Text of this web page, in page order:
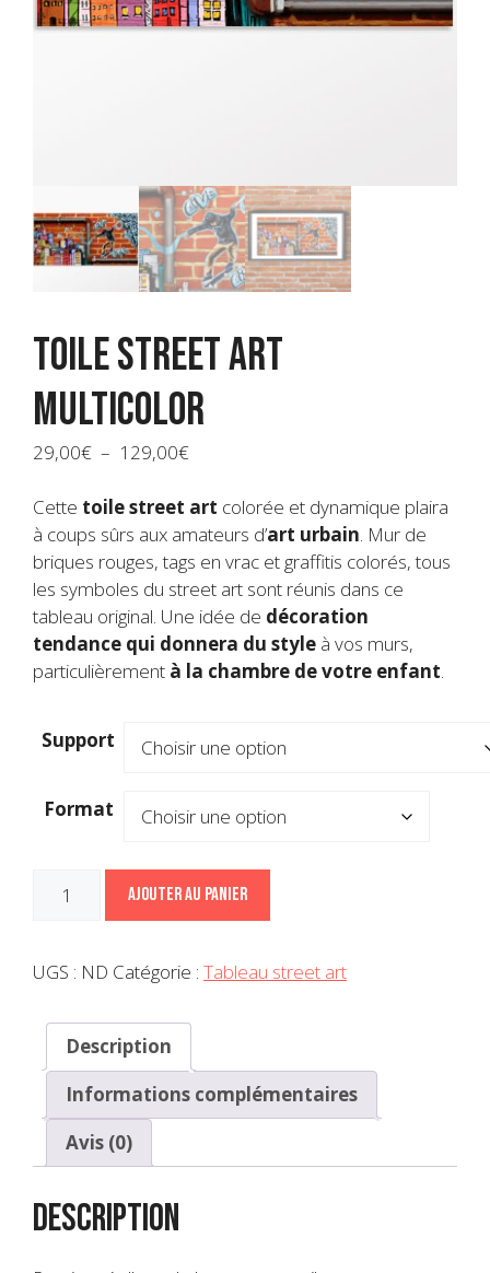
Toile street art
Multicolor
29,00€ – 129,00€Plage
prix :
29,00€
à
129,00€
Cette toile street art colorée et dynamique plaira
à coups sûrs aux amateurs d’art urbain. Mur de
briques rouges, tags en vrac et graffitis colorés, tous
les symboles du street art sont réunis dans ce
tableau original. Une idée de décoration
tendance qui donnera du style à vos murs,
particulièrement à la chambre de votre enfant.
Support
Format
street
Multicolor
Ajouter au panier
UGS : ND Catégorie : Tableau street art
Description
Informations complémentaires
Avis (0)
Description